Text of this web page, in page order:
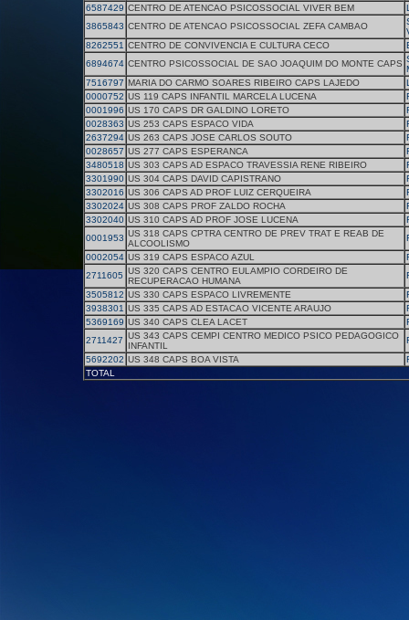
6587429 CENTRO DE ATENCAO PSICOSSOCIAL VIVER BEM
3865843 CENTRO DE ATENCAO PSICOSSOCIAL ZEFA CAMBAO
8262551 CENTRO DE CONVIVENCIA E CULTURA CECO
6894674 CENTRO PSICOSSOCIAL DE SAO JOAQUIM DO MONTE CAPS
7516797 MARIA DO CARMO SOARES RIBEIRO CAPS LAJEDO
0000752 US 119 CAPS INFANTIL MARCELA LUCENA
0001996 US 170 CAPS DR GALDINO LORETO
0028363 US 253 CAPS ESPACO VIDA
2637294 US 263 CAPS JOSE CARLOS SOUTO
0028657 US 277 CAPS ESPERANCA
3480518 US 303 CAPS AD ESPACO TRAVESSIA RENE RIBEIRO
3301990 US 304 CAPS DAVID CAPISTRANO
3302016 US 306 CAPS AD PROF LUIZ CERQUEIRA
3302024 US 308 CAPS PROF ZALDO ROCHA
3302040 US 310 CAPS AD PROF JOSE LUCENA
0001953 US 318 CAPS CPTRA CENTRO DE PREV TRAT E REAB DE
ALCOOLISMO
0002054 US 319 CAPS ESPACO AZUL
2711605 US 320 CAPS CENTRO EULAMPIO CORDEIRO DE
RECUPERACAO HUMANA
3505812 US 330 CAPS ESPACO LIVREMENTE
3938301 US 335 CAPS AD ESTACAO VICENTE ARAUJO
5369169 US 340 CAPS CLEA LACET
2711427 US 343 CAPS CEMPI CENTRO MEDICO PSICO PEDAGOGICO
INFANTIL
5692202 US 348 CAPS BOA VISTA
TOTAL